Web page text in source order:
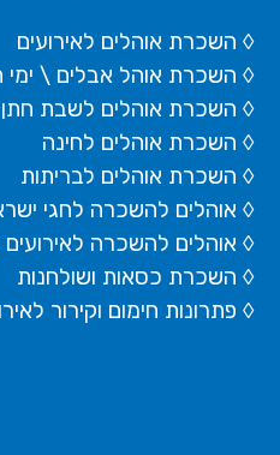
◊ השכרת אוהלים לאירועים
◊ השכרת אוהל אבלים \
◊ השכרת אוהלים לשבת חתן
◊ השכרת אוהלים לחינה
◊ השכרת אוהלים לבריתות
◊ אוהלים להשכרה לחגי
◊ אוהלים להשכרה לאירועים
◊ השכרת כסאות ושולחנות
◊ פתרונות חימום וקירור